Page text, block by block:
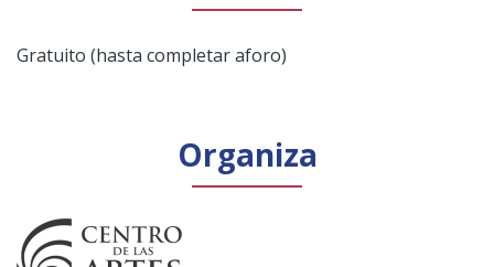
Gratuito (hasta completar aforo)
Organiza